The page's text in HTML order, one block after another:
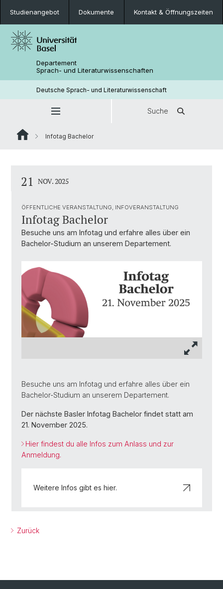
Studienangebot Dokumente Kontakt & Öffnungszeiten
Departement
Sprach- und Literaturwissenschaften
Deutsche Sprach- und Literaturwissenschaft
Suche
Infotag Bachelor
21 NOV. 2025
ÖFFENTLICHE VERANSTALTUNG, INFOVERANSTALTUNG
Infotag Bachelor
Besuche uns am Infotag und erfahre alles über ein
Bachelor-Studium an unserem Departement.
Besuche uns am Infotag und erfahre alles über ein
Bachelor-Studium an unserem Departement.
Der nächste Basler Infotag Bachelor findet statt am
21. November 2025.
Hier findest du alle Infos zum Anlass und zur
Anmeldung.
Weitere Infos gibt es hier.
Zurück